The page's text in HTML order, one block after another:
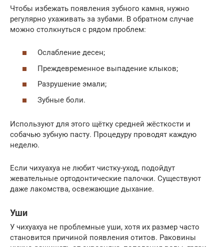
Чтобы избежать появления зубного камня, нужно
регулярно ухаживать за зубами. В обратном случае
можно столкнуться с рядом проблем:
Ослабление десен;
Преждевременное выпадение клыков;
Разрушение эмали;
Зубные боли.
Используют для этого щётку средней жёсткости и
собачью зубную пасту. Процедуру проводят каждую
неделю.
Если чихуахуа не любит чистку-уход, подойдут
жевательные ортодонтические палочки. Существуют
даже лакомства, освежающие дыхание.
Уши
У чихуахуа не проблемные уши, хотя их размер часто
становится причиной появления отитов. Раковины